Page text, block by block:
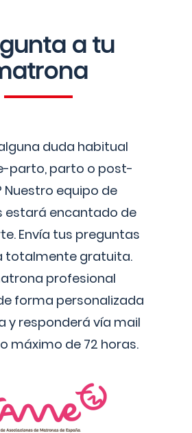
a tu
duda habitual
parto, parto o post-
Nuestro equipo de
estará encantado de
Envía tus preguntas
totalmente gratuita.
profesional
forma personalizada
y responderá vía mail
máximo de 72 horas.